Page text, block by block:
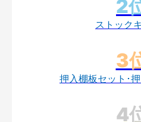
ストック
押入棚板セット･